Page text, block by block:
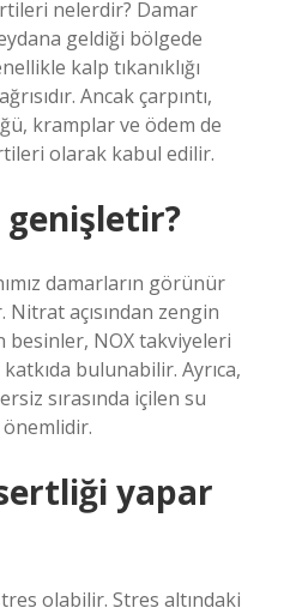
nelerdir? Damar
geldiği bölgede
kalp tıkanıklığı
Ancak çarpıntı,
kramplar ve ödem de
olarak kabul edilir.
genişletir?
damarların görünür
açısından zengin
NOX takviyeleri
bulunabilir. Ayrıca,
sırasında içilen su
önemlidir.
yapar
olabilir. Stres altındaki